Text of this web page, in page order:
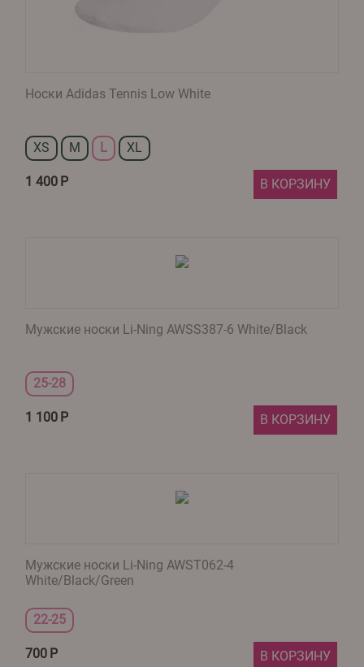
Носки Adidas Tennis Low White​
XS M L XL
1 400 Р В КОРЗИНУ
Мужские носки Li-Ning AWSS387-6 White/Black
25-28
1 100 Р В КОРЗИНУ
Мужские носки Li-Ning AWST062-4
White/Black/Green
22-25
700 Р В КОРЗИНУ